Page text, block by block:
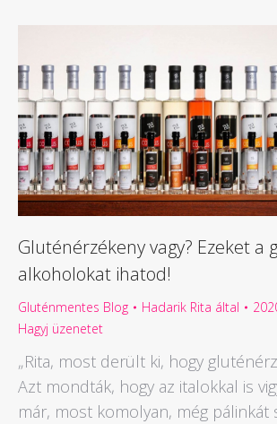
Gluténérzékeny vagy? Ezeket a
alkoholokat ihatod!
Gluténmentes Blog Hadarik Rita által
Hagyj üzenetet
„Rita, most derült ki, hogy
Azt mondták, hogy az italokkal is
már, most komolyan, még pálinkát